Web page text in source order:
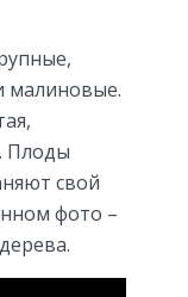
малиновые.
Плоды
свой
фото –